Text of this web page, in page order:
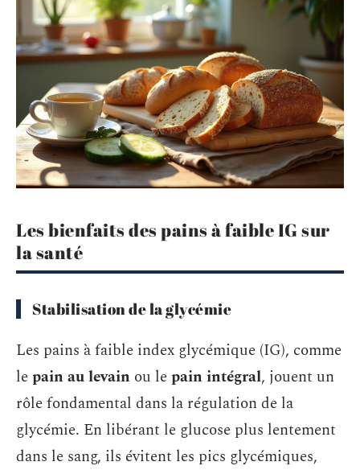
Les bienfaits des pains à faible IG sur
la santé
Stabilisation de la glycémie
Les pains à faible index glycémique (IG), comme
lepain au levain ou lepain intégral, jouent un
rôle fondamental dans la régulation de la
glycémie. En libérant le glucose plus lentement
dans le sang, ils évitent les pics glycémiques,